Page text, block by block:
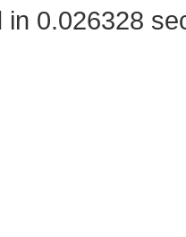
in 0.026328